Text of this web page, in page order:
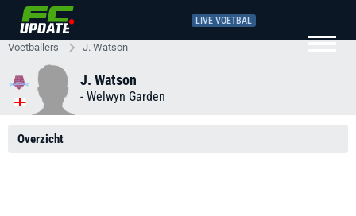
LIVE VOETBAL
Voetballers J. Watson
J. Watson
- Welwyn Garden
Overzicht